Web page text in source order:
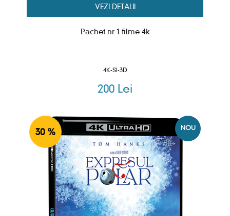
VEZI DETALII
Pachet nr 1 filme 4k
4K-SI-3D
200 Lei
NOU
30 %